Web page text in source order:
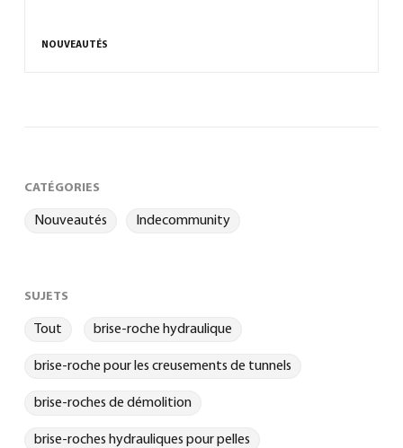
NOUVEAUTÉS
CATÉGORIES
Nouveautés Indecommunity
SUJETS
Tout brise-roche hydraulique
brise-roche pour les creusements de tunnels
brise-roches de démolition
brise-roches hydrauliques pour pelles